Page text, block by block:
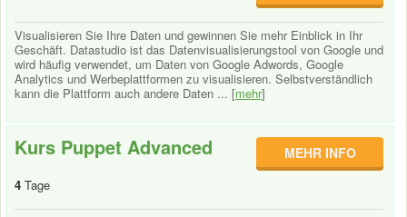
Visualisieren Sie Ihre Daten und gewinnen Sie mehr Einblick in Ihr
Geschäft. Datastudio ist das Datenvisualisierungstool von Google und
wird häufig verwendet, um Daten von Google Adwords, Google
Analytics und Werbeplattformen zu visualisieren. Selbstverständlich
kann die Plattform auch andere Daten ... [mehr]
Kurs Puppet Advanced
4 Tage
MEHR INFO